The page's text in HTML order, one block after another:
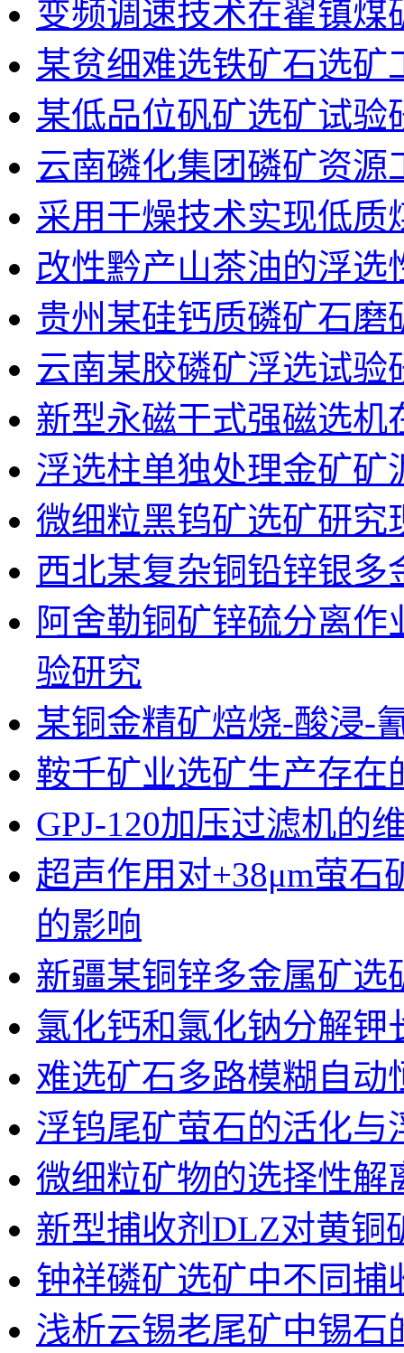
变频调速技术在翟镇煤
某贫细难选铁矿石选矿
某低品位矾矿选矿试验
云南磷化集团磷矿资
采用干燥技术实现低质
改性黔产山茶油的浮选
贵州某硅钙质磷矿石磨
云南某胶磷矿浮选试验
新型永磁干式强磁选机
浮选柱单独处理金矿矿
微细粒黑钨矿选矿研究
西北某复杂铜铅锌银多
阿舍勒铜矿锌硫分离
验研究
某铜金精矿焙烧-酸浸-
鞍千矿业选矿生产存在
GPJ-120加压过滤机的
超声作用对+38μm萤
的影响
新疆某铜锌多金属矿选
氯化钙和氯化钠分解
难选矿石多路模糊自动
浮钨尾矿萤石的活化与
微细粒矿物的选择性解
新型捕收剂DLZ对黄铜
钟祥磷矿选矿中不同捕
浅析云锡老尾矿中锡石